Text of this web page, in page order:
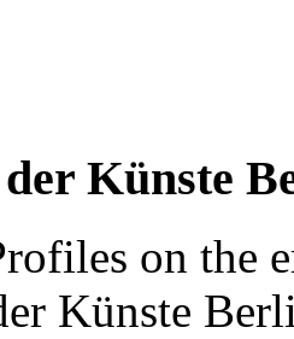
Künste
on the
Künste